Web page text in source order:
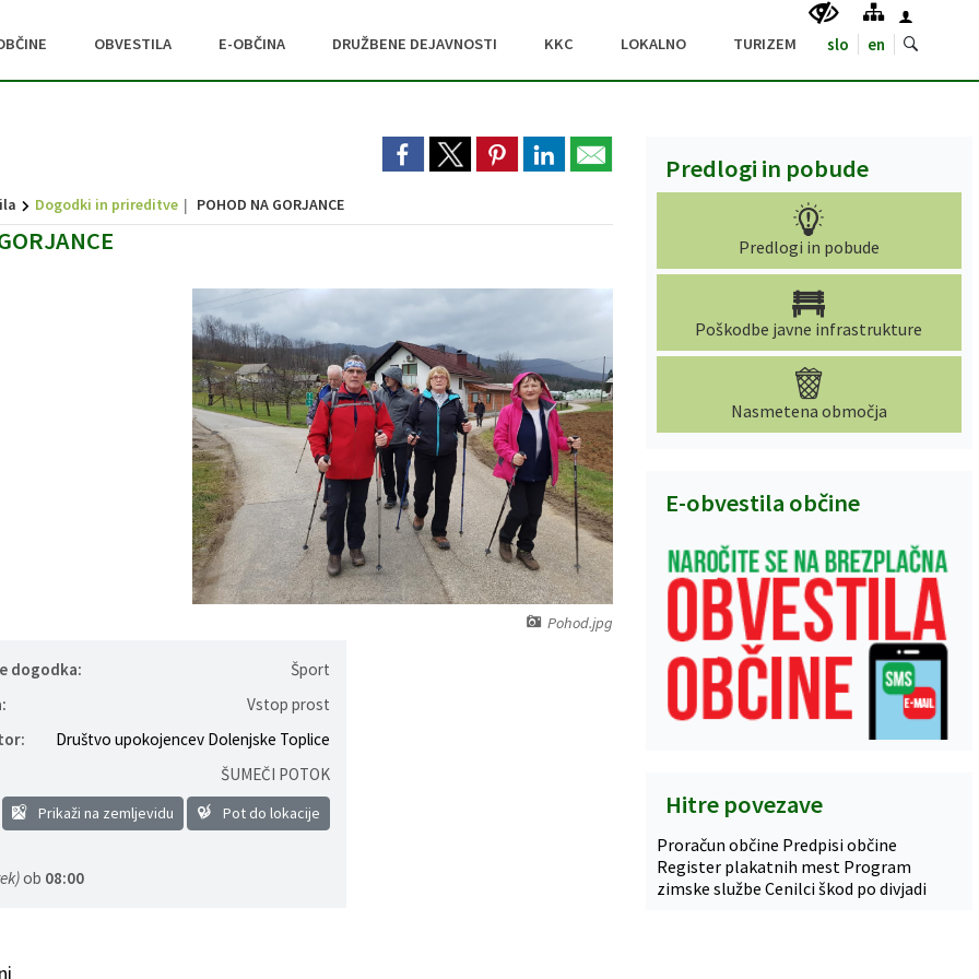
OBVESTILA E-OBČINA DRUŽBENE DEJAVNOSTI KKC LOKALNO TURIZEM slo en
Dogodki in prireditve POHOD NA GORJANCE
Pohod.jpg
dogodka:
Šport
Vstop prost
Društvo upokojencev Dolenjske Toplice
ŠUMEČI POTOK
Prikaži na zemljevidu Pot do lokacije
ob 08:00
Predlogi in pobude
Predlogi in pobude
Poškodbe javne infrastrukture
Nasmetena območja
E-obvestila občine
Hitre povezave
Proračun občine Predpisi občine
Register plakatnih mest Program
zimske službe Cenilci škod po divjadi